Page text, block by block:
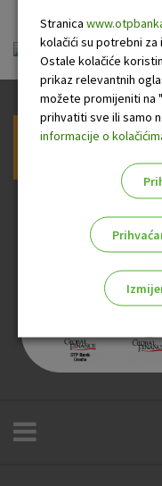
O nama Opće
Prijava na
Stranica
kolačići su potrebni
Ostale kolačiće
prikaz relevantnih
možete promijeniti na
prihvatiti sve ili samo
informacije o